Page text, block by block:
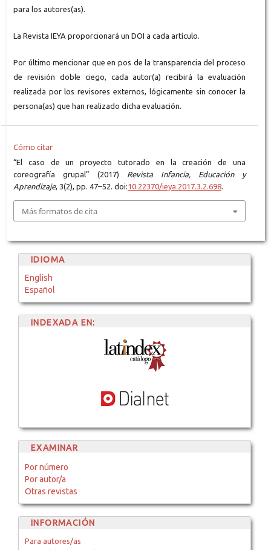
para los autores(as).
La Revista IEYA proporcionará un DOI a cada artículo.
Por último mencionar que en pos de la transparencia del proceso
de revisión doble ciego, cada autor(a) recibirá la evaluación
realizada por los revisores externos, lógicamente sin conocer la
persona(as) que han realizado dicha evaluación.
Cómo citar
“El caso de un proyecto tutorado en la creación de una
coreografía grupal” (2017) Revista Infancia, Educación y
Aprendizaje, 3(2), pp. 47–52. doi:10.22370/ieya.2017.3.2.698.
Más formatos de cita
IDIOMA
English
Español
INDEXADA EN:
EXAMINAR
Por número
Por autor/a
Otras revistas
INFORMACIÓN
Para autores/as